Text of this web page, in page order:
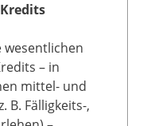
wesentlichen
– in
mittel- und
B. Fälligkeits-,